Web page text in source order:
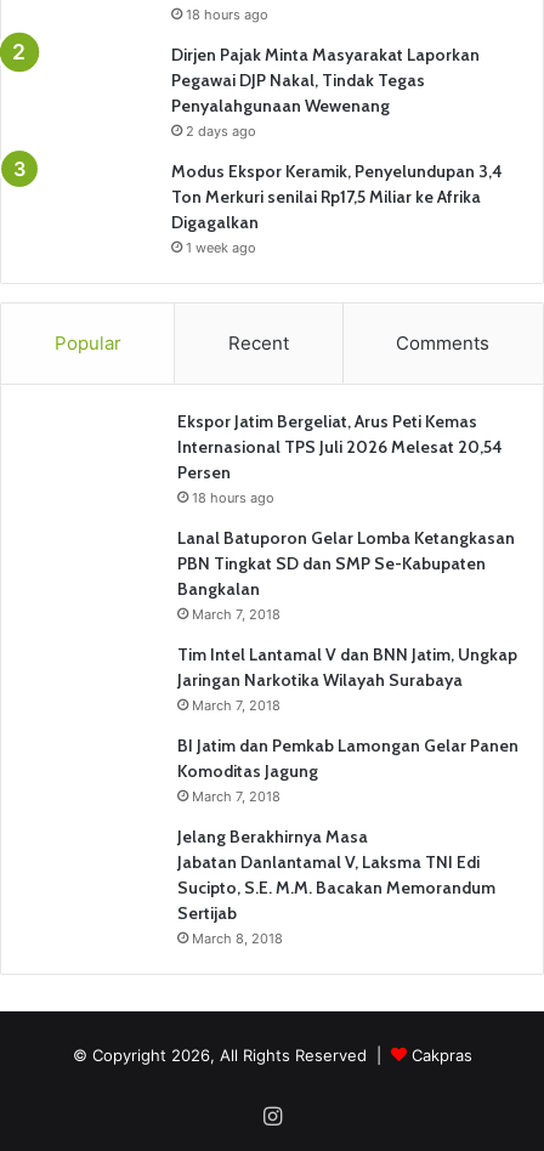
18 hours ago
Dirjen Pajak Minta Masyarakat Laporkan
Pegawai DJP Nakal, Tindak Tegas
Penyalahgunaan Wewenang
2 days ago
Modus Ekspor Keramik, Penyelundupan 3,4
Ton Merkuri senilai Rp17,5 Miliar ke Afrika
Digagalkan
1 week ago
Popular Recent Comments
Ekspor Jatim Bergeliat, Arus Peti Kemas
Internasional TPS Juli 2026 Melesat 20,54
Persen
18 hours ago
Lanal Batuporon Gelar Lomba Ketangkasan
PBN Tingkat SD dan SMP Se-Kabupaten
Bangkalan
March 7, 2018
Tim Intel Lantamal V dan BNN Jatim, Ungkap
Jaringan Narkotika Wilayah Surabaya
March 7, 2018
BI Jatim dan Pemkab Lamongan Gelar Panen
Komoditas Jagung
March 7, 2018
Jelang Berakhirnya Masa
Jabatan Danlantamal V, Laksma TNI Edi
Sucipto, S.E. M.M. Bacakan Memorandum
Sertijab
March 8, 2018
© Copyright 2026, All Rights Reserved | Cakpras
Instagram